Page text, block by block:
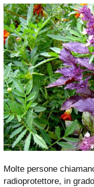
Molte persone
radioprotettore, in